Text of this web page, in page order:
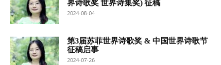
界诗歌奖 世界诗集奖) 征稿
2024-08-04
第3届苏菲世界诗歌奖 & 中国世界诗歌节
征稿启事
2024-07-26